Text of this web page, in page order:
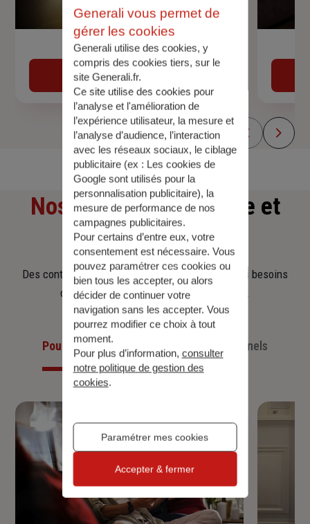
Devis assurance auto
Obtenir une estimation
Nos offresd'assurance et
d'épargne
Des contrats clairs et flexibles pour sécuriser vos besoins
d’aujourd’hui et anticiper ceux de demain.
Pour les particuliers Pour les professionnels
Generali vous permet de
gérer les cookies
Generali utilise des cookies, y
compris des cookies tiers, sur le
site Generali.fr.
Ce site utilise des cookies pour
l’analyse et l'amélioration de
l’expérience utilisateur, la mesure et
l’analyse d’audience, l’interaction
avec les réseaux sociaux, le ciblage
publicitaire (ex : Les cookies de
Google sont utilisés pour la
personnalisation publicitaire), la
mesure de performance de nos
campagnes publicitaires.
Pour certains d’entre eux, votre
consentement est nécessaire. Vous
pouvez paramétrer ces cookies ou
bien tous les accepter, ou alors
décider de continuer votre
navigation sans les accepter. Vous
pourrez modifier ce choix à tout
moment.
Pour plus d’information, consulter
notre politique de gestion des
cookies.
Paramétrer mes cookies
Accepter & fermer